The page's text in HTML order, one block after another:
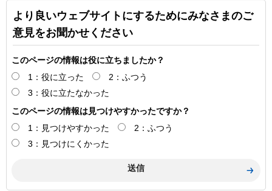
より良いウェブサイトにするためにみなさまのご
意見をお聞かせください
このページの情報は役に立ちましたか？
1：役に立った
2：ふつう
3：役に立たなかった
このページの情報は見つけやすかったですか？
1：見つけやすかった
2：ふつう
3：見つけにくかった